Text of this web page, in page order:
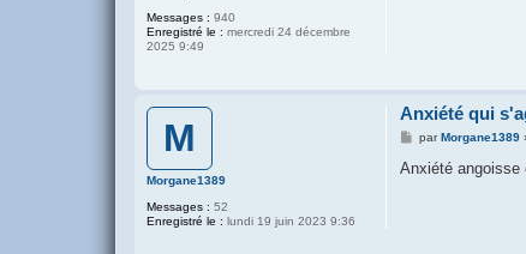
Messages : 940
Enregistré le : mercredi 24 décembre
2025 9:49
M
Morgane1389
Messages : 52
Enregistré le : lundi 19 juin 2023 9:36
Anxiété qui
M
s
parMorgane1389
Anxiété angoisse